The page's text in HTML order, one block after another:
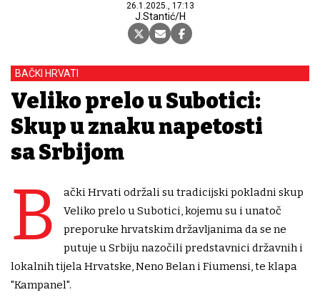
26.1.2025., 17:13
J.Stantić/H
BAČKI HRVATI
Veliko prelo u Subotici:
Skup u znaku napetosti
sa Srbijom
B
ački Hrvati održali su tradicijski pokladni skup
Veliko prelo u Subotici, kojemu su i unatoč
preporuke hrvatskim državljanima da se ne
putuje u Srbiju nazočili predstavnici državnih i
lokalnih tijela Hrvatske, Neno Belan i Fiumensi, te klapa
"Kampanel".